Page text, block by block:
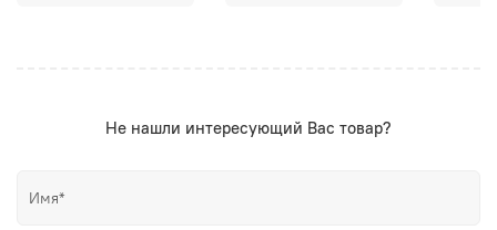
Не нашли интересующий Вас товар?